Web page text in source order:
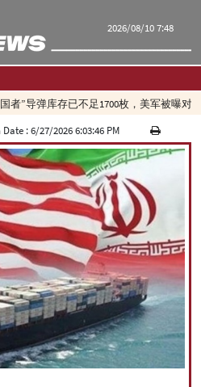
2026/08/10 7:48
我们
|
|
”导弹库存已不足1700枚，美军被曝对
Date :6/27/2026 6:03:46 PM